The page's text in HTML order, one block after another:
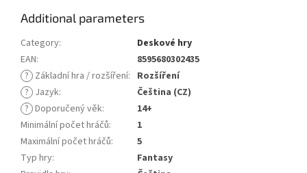
Additional parameters
Category:
Deskové hry
EAN:
8595680302435
? Základní hra / rozšíření: Rozšíření
? Jazyk:
Čeština (CZ)
? Doporučený věk:
14+
Minimální počet hráčů:
1
Maximální počet hráčů:
5
Typ hry:
Fantasy